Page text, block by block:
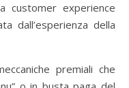
customer experience
dall’esperienza della
premiali che